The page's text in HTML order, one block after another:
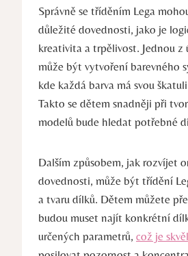
Správně se tříděním Lega
důležité dovednosti, jako je
kreativita a trpělivost. Jednou​ z
může být vytvoření barevného
kde každá barva má svou
Takto se dětem snadněji při
‍modelů bude hledat potřebné
Dalším způsobem, jak rozvíjet
dovednosti, může​ být třídění
a tvaru dílků. ⁢Dětem můžete
budou ​muset najít konkrétní‌
určených parametrů, což je